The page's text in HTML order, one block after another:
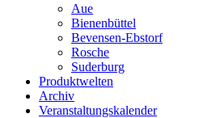
Aue
Bienenbüttel
Bevensen-Ebstorf
Rosche
Suderburg
Produktwelten
Archiv
Veranstaltungskalender